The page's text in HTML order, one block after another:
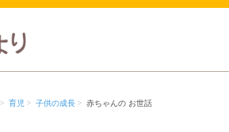
育児 子供の成長 赤ちゃんの お世話